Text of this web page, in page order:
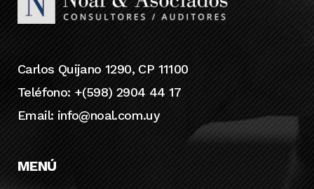
Carlos Quijano 1290, CP 11100
Teléfono: +(598) 2904 44 17
Email: info@noal.com.uy
MENÚ